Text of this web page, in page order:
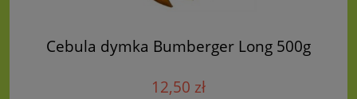
Cebula dymka Bumberger Long 500g
12,50 zł